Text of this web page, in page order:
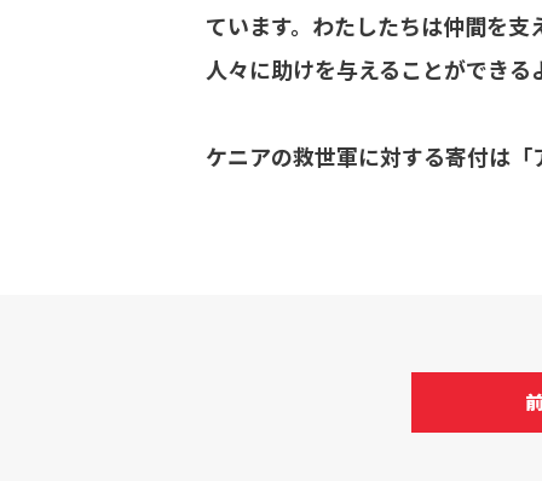
ています。わたしたちは仲間を
人々に助けを与えることができ
ケニアの救世軍に対する寄付は